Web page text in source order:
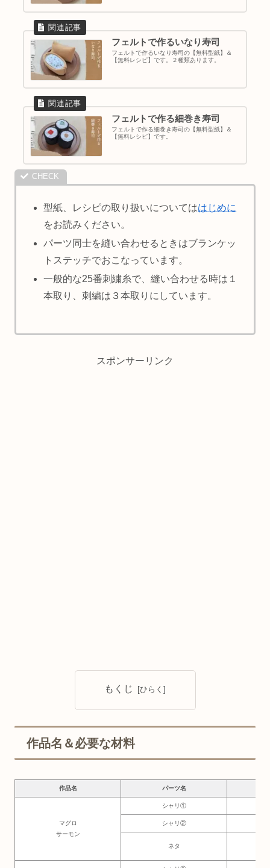
フェルトで作るいなり寿司
フェルトで作るいなり寿司の【無料型紙】＆
【無料レシピ】です。２種類あります。
フェルトで作る細巻き寿司
フェルトで作る細巻き寿司の【無料型紙】＆
【無料レシピ】です。
型紙、レシピの取り扱いについてははじめに
をお読みください。
パーツ同士を縫い合わせるときはブランケッ
トステッチでおこなっています。
一般的な25番刺繍糸で、縫い合わせる時は１
本取り、刺繍は３本取りにしています。
スポンサーリンク
もくじ
作品名＆必要な材料
作品名 パーツ名
マグロ
サーモン
シャリ①
シャリ②
ネタ